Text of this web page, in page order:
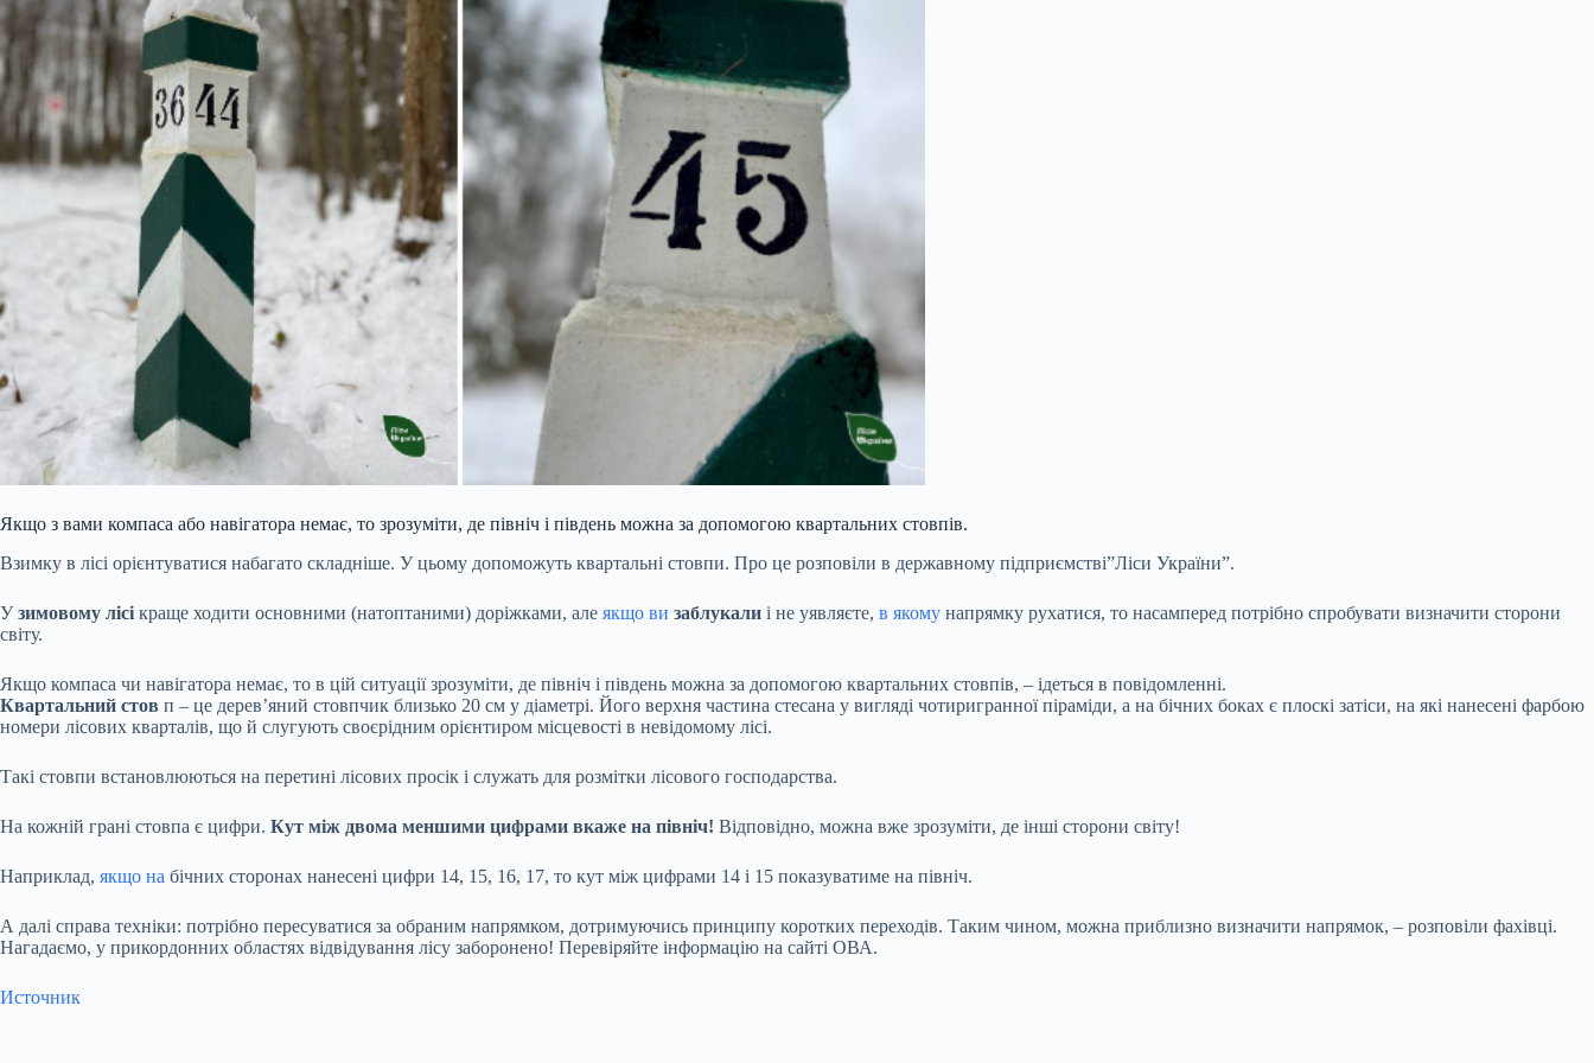
Якщо з вами компаса або навігатора немає, то зрозуміти, де північ і південь можна за допомогою квартальних стовпів.
Взимку в лісі орієнтуватися набагато складніше. У цьому допоможуть квартальні стовпи. Про це розповіли в державному підприємстві”Ліси України”.
Узимовому лісі краще ходити основними (натоптаними) доріжками, але якщо ви заблукали і не уявляєте, в якому напрямку рухатися, то насамперед потрібно спробувати визначити сторони
світу.
Якщо компаса чи навігатора немає, то в цій ситуації зрозуміти, де північ і південь можна за допомогою квартальних стовпів, – ідеться в повідомленні.
Квартальний стов п – це дерев’яний стовпчик близько 20 см у діаметрі. Його верхня частина стесана у вигляді чотиригранної піраміди, а на бічних боках є плоскі затіси, на які нанесені фарбою
номери лісових кварталів, що й слугують своєрідним орієнтиром місцевості в невідомому лісі.
Такі стовпи встановлюються на перетині лісових просік і служать для розмітки лісового господарства.
На кожній грані стовпа є цифри. Кут між двома меншими цифрами вкаже на північ! Відповідно, можна вже зрозуміти, де інші сторони світу!
Наприклад, якщо на бічних сторонах нанесені цифри 14, 15, 16, 17, то кут між цифрами 14 і 15 показуватиме на північ.
А далі справа техніки: потрібно пересуватися за обраним напрямком, дотримуючись принципу коротких переходів. Таким чином, можна приблизно визначити напрямок, – розповіли фахівці.
Нагадаємо, у прикордонних областях відвідування лісу заборонено! Перевіряйте інформацію на сайті ОВА.
Источник